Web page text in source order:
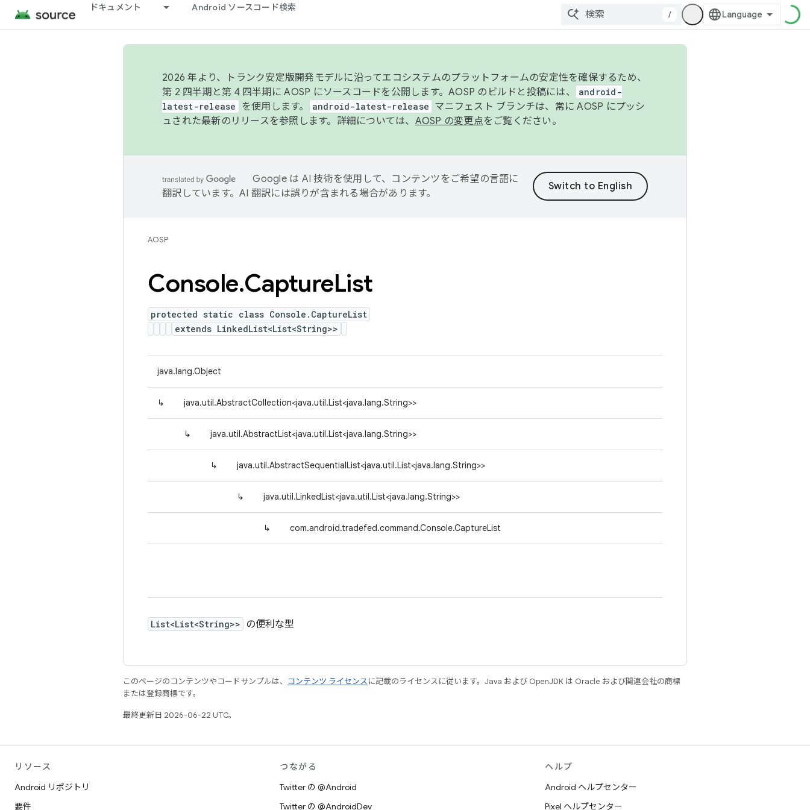
ドキュメント Android ソースコード検索
/
2026 年より、トランク安定版開発モデルに沿ってエコシステムのプラットフォームの安定性を確保するため、
第 2 四半期と第 4 四半期に AOSP にソースコードを公開します。AOSP のビルドと投稿には、
android-
latest-release
を使用します。 android-latest-release マニフェスト ブランチは、常に AOSP にプッシ
ュされた最新のリリースを参照します。詳細については、 AOSP の変更点をご覧ください。
Google は AI 技術を使用して、コンテンツをご希望の言語に
翻訳しています。AI 翻訳には誤りが含まれる場合があります。
AOSP
Console.CaptureList
protected static class Console.CaptureList
extends LinkedList<List<String>>
java.lang.Object
↳ java.util.AbstractCollection<java.util.List<java.lang.String>>
↳ java.util.AbstractList<java.util.List<java.lang.String>>
↳ java.util.AbstractSequentialList<java.util.List<java.lang.String>>
↳ java.util.LinkedList<java.util.List<java.lang.String>>
↳ com.android.tradefed.command.Console.CaptureList
List<List<String>> の便利な型
このページのコンテンツやコードサンプルは、 コンテンツ ライセンスに記載のライセンスに従います。Java および OpenJDK は Oracle および関連会社の商標
または登録商標です。
最終更新日 2026-06-22 UTC。
リソース
Android リポジトリ
要件
つながる
Twitter の @Android
Twitter の @AndroidDev
ヘルプ
Android ヘルプセンター
Pixel ヘルプセンター